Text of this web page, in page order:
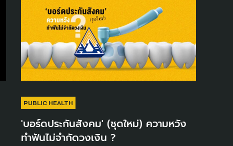
PUBLIC HEALTH
'บอร์ดประกันสังคม' (ชุดใหม่) ความหวัง
ทำฟันไม่จำกัดวงเงิน ?